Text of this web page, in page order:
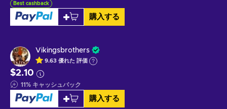
Best cashback
購入する
Vikingsbrothers
9.63 優れた 評価
$2.10
11% キャッシュバック
購入する